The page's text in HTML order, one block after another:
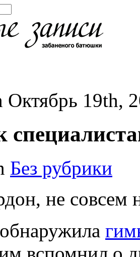
Октябрь 19th,
Без рубрики
не совсем
обнаружила